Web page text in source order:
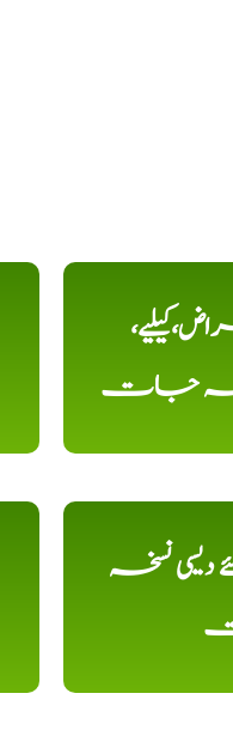
نسخہ جات
دیسی نسخہ